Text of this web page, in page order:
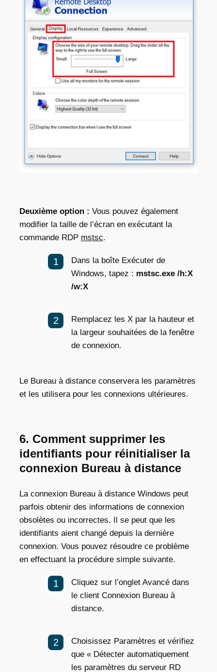
Deuxième option : Vous pouvez également
modifier la taille de l’écran en exécutant la
commande RDP mstsc.
Dans la boîte Exécuter de
Windows, tapez : mstsc.exe /h:X
/w:X
Remplacez les X par la hauteur et
la largeur souhaitées de la fenêtre
de connexion.
Le Bureau à distance conservera les paramètres
et les utilisera pour les connexions ultérieures.
6. Comment supprimer les
identifiants pour réinitialiser la
connexion Bureau à distance
La connexion Bureau à distance Windows peut
parfois obtenir des informations de connexion
obsolètes ou incorrectes. Il se peut que les
identifiants aient changé depuis la dernière
connexion. Vous pouvez résoudre ce problème
en effectuant la procédure simple suivante.
Cliquez sur l’onglet Avancé dans
le client Connexion Bureau à
distance.
Choisissez Paramètres et vérifiez
que « Détecter automatiquement
les paramètres du serveur RD